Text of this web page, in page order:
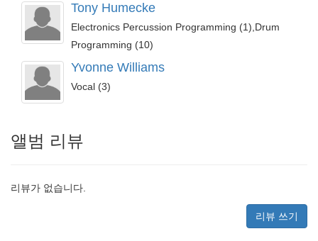
Tony Humecke
Electronics Percussion Programming (1),Drum
Programming (10)
Yvonne Williams
Vocal (3)
앨범 리뷰
리뷰가 없습니다.
리뷰 쓰기